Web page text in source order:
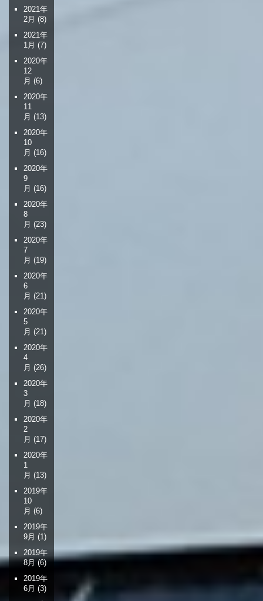
2021年
2月 (8)
2021年
1月 (7)
2020年
12
月 (6)
2020年
11
月 (13)
2020年
10
月 (16)
2020年
9
月 (16)
2020年
8
月 (23)
2020年
7
月 (19)
2020年
6
月 (21)
2020年
5
月 (21)
2020年
4
月 (26)
2020年
3
月 (18)
2020年
2
月 (17)
2020年
1
月 (13)
2019年
10
月 (6)
2019年
9月 (1)
2019年
8月(6)
2019年
6月 (3)